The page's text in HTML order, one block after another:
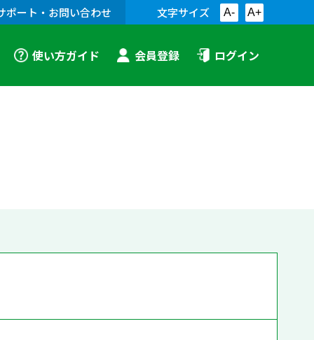
ポート・お問い合わせ 文字サイズ A- A+
使い方ガイド 会員登録 ログイン